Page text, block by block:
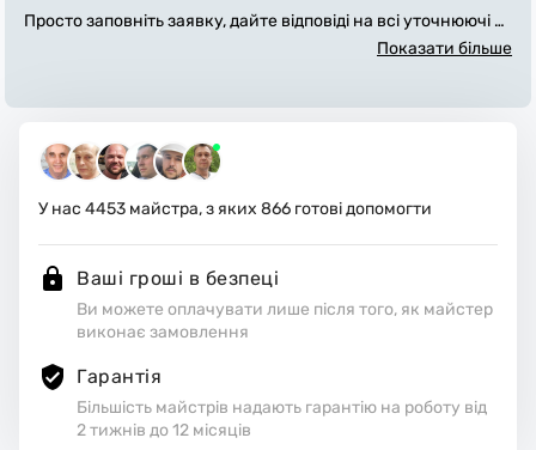
Просто заповніть заявку, дайте відповіді на всі уточнюючі за
питання по «ремонт телевізора jvc». Ми зв'яжемося з вами
тежать за чистотою та прибирають робоче місце.
Показати більше
У нас 4453 майстра, з яких 866 готові допомогти
Ваші гроші в безпеці
Ви можете оплачувати лише після того, як майстер
виконає замовлення
Гарантія
Більшість майстрів надають гарантію на роботу від
2 тижнів до 12 місяців